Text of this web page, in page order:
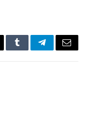
TumblrTelegramEmail